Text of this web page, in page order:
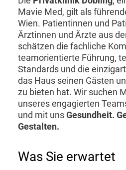
Mavie Med, gilt als
Wien. Patientinnen und
Ärztinnen und Ärzte aus
schätzen die fachliche
teamorientierte Führung,
Standards und die
das Haus seinen Gästen
zu bieten hat. Wir suchen
unseres engagierten
und mit unsGesundheit.
Gestalten.
Was Sie erwartet